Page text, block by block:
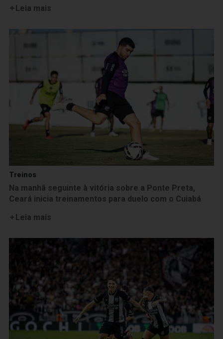
Leia mais
Treinos
Na manhã seguinte à vitória sobre a Ponte Preta,
Ceará inicia treinamentos para duelo com o Cuiabá
Leia mais